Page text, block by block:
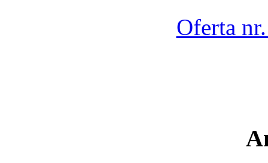
Oferta